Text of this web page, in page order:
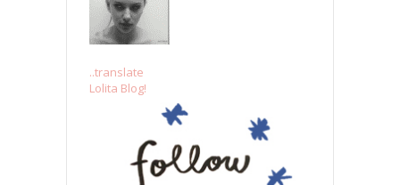
..translate
Lolita Blog!